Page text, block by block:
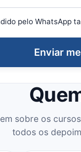
pelo WhatsApp
Enviar
sobre os
todos os